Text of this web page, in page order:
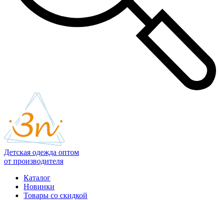
Детская одежда оптом
от производителя
Каталог
Новинки
Товары со скидкой